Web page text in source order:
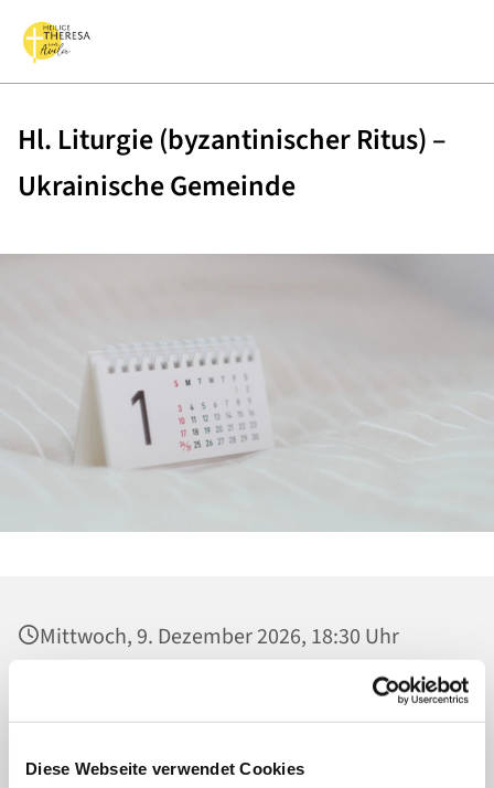
Diese Webseite verwendet Cookies
Hl. Liturgie (byzantinischer Ritus) –
Ukrainische Gemeinde
Mittwoch, 9. Dezember 2026, 18:30 Uhr
Heilig Kreuz, Kirche, Malchower Weg 22-24,
13053 Berlin